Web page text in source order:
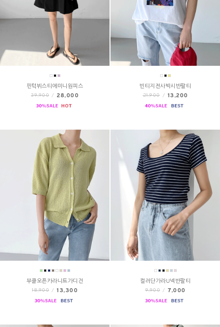
핀턱뷔스티에미니원피스
39,900 / 28,000
빈티지전사박시반팔티
21,900 / 13,200
부클오픈카라니트가디건
18,900 / 13,300
컬러단가라U넥반팔티
9,900 / 7,000